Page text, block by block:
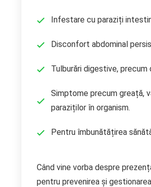
Infestare cu paraziți
Disconfort abdominal
Tulburări digestive,
Simptome precum greață,
paraziților în organism.
Pentru îmbunătățirea
Când vine vorba despre
pentru prevenirea și